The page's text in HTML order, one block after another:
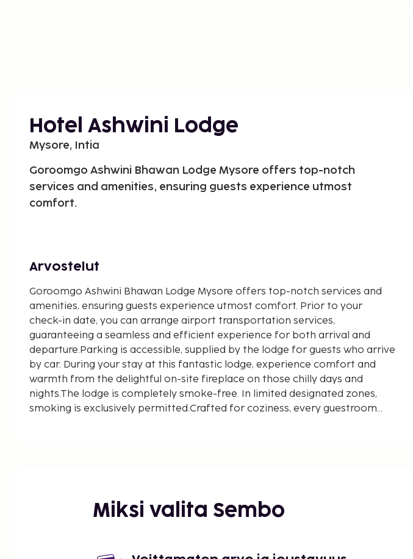
Hotel Ashwini Lodge
Mysore, Intia
Goroomgo Ashwini Bhawan Lodge Mysore offers top-notch
services and amenities, ensuring guests experience utmost
comfort.
Arvostelut
Goroomgo Ashwini Bhawan Lodge Mysore offers top-notch services and
amenities, ensuring guests experience utmost comfort. Prior to your
check-in date, you can arrange airport transportation services,
guaranteeing a seamless and efficient experience for both arrival and
departure.Parking is accessible, supplied by the lodge for guests who arrive
by car. During your stay at this fantastic lodge, experience comfort and
warmth from the delightful on-site fireplace on those chilly days and
nights.The lodge is completely smoke-free. In limited designated zones,
smoking is exclusively permitted.Crafted for coziness, every guestroom
coffee, offered daily at the cafe on-site.During your visit, indulge in a range
room at Goroomgo Ashwini Bhawan Lodge Mysore through their distinctive
Miksi valita Sembo